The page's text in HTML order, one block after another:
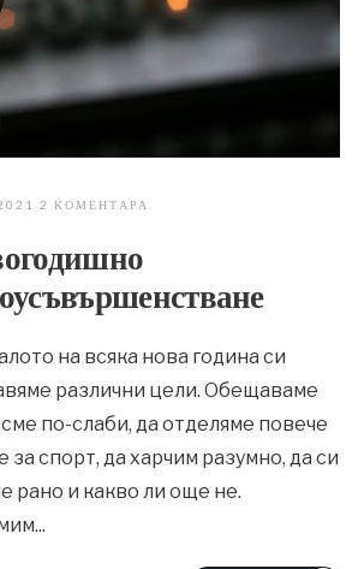
2 КОМЕНТАРА
на всяка нова година си
различни цели. Обещаваме
по-слаби, да отделяме повече
за спорт, да харчим разумно, да си
рано и какво ли още не.
...